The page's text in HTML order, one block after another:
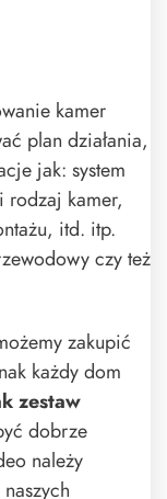
kamer
plan działania,
jak: system
rodzaj kamer,
itd. itp.
czy też
zakupić
każdy dom
zestaw
dobrze
należy